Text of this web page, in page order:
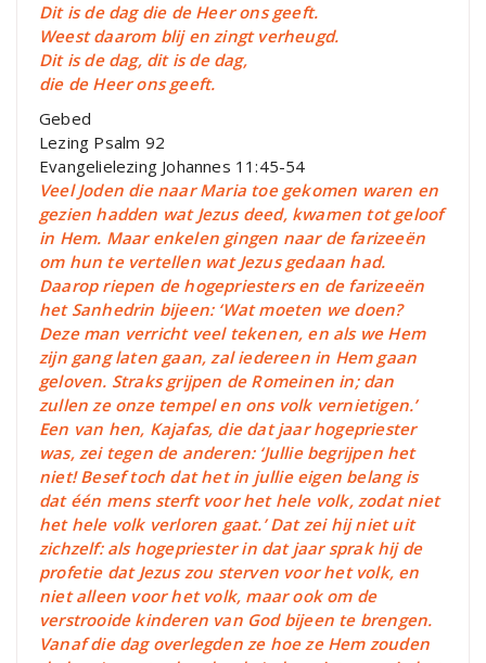
Dit is de dag die de Heer ons geeft.
Weest daarom blij en zingt verheugd.
Dit is de dag, dit is de dag,
die de Heer ons geeft.
Gebed
Lezing Psalm 92
Evangelielezing Johannes 11:45-54
Veel Joden die naar Maria toe gekomen waren en
gezien hadden wat Jezus deed, kwamen tot geloof
in Hem. Maar enkelen gingen naar de farizeeën
om hun te vertellen wat Jezus gedaan had.
Daarop riepen de hogepriesters en de farizeeën
het Sanhedrin bijeen: ‘Wat moeten we doen?
Deze man verricht veel tekenen, en als we Hem
zijn gang laten gaan, zal iedereen in Hem gaan
geloven. Straks grijpen de Romeinen in; dan
zullen ze onze tempel en ons volk vernietigen.’
Een van hen, Kajafas, die dat jaar hogepriester
was, zei tegen de anderen: ‘Jullie begrijpen het
niet! Besef toch dat het in jullie eigen belang is
dat één mens sterft voor het hele volk, zodat niet
het hele volk verloren gaat.’ Dat zei hij niet uit
zichzelf: als hogepriester in dat jaar sprak hij de
profetie dat Jezus zou sterven voor het volk, en
niet alleen voor het volk, maar ook om de
verstrooide kinderen van God bijeen te brengen.
Vanaf die dag overlegden ze hoe ze Hem zouden